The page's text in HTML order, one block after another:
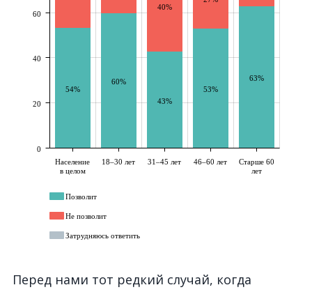
Перед нами тот редкий случай, когда